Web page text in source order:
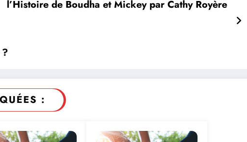
l’Histoire de Boudha et Mickey par Cathy Royère
: